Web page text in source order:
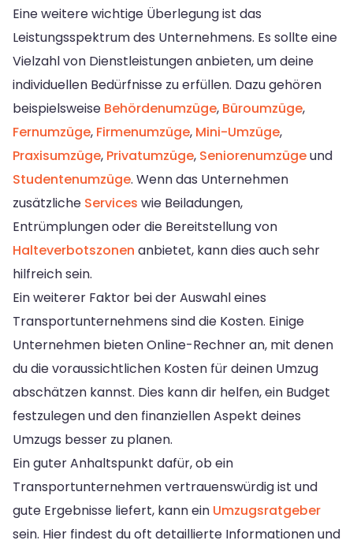
Eine weitere wichtige Überlegung ist das
Leistungsspektrum des Unternehmens. Es sollte eine
Vielzahl von Dienstleistungen anbieten, um deine
individuellen Bedürfnisse zu erfüllen. Dazu gehören
beispielsweise Behördenumzüge, Büroumzüge,
Fernumzüge, Firmenumzüge, Mini-Umzüge,
Praxisumzüge, Privatumzüge, Seniorenumzügeund
Studentenumzüge. Wenn das Unternehmen
zusätzliche Services wie Beiladungen,
Entrümplungen oder die Bereitstellung von
Halteverbotszonen anbietet, kann dies auch sehr
hilfreich sein.
Ein weiterer Faktor bei der Auswahl eines
Transportunternehmens sind die Kosten. Einige
Unternehmen bieten Online-Rechner an, mit denen
du die voraussichtlichen Kosten für deinen Umzug
abschätzen kannst. Dies kann dir helfen, ein Budget
festzulegen und den finanziellen Aspekt deines
Umzugs besser zu planen.
Ein guter Anhaltspunkt dafür, ob ein
Transportunternehmen vertrauenswürdig ist und
gute Ergebnisse liefert, kann ein Umzugsratgeber
sein. Hier findest du oft detaillierte Informationen und